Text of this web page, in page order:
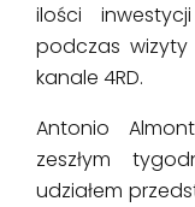
ilości
podczas wizyty
kanale 4RD.
Antonio
zeszłym
udziałem